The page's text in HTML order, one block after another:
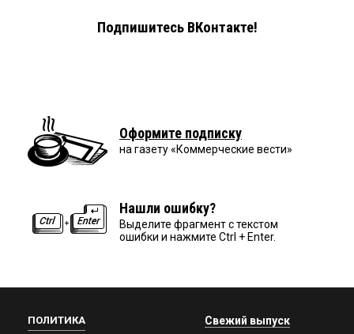
Подпишитесь ВКонтакте!
Оформите подписку
на газету «Коммерческие вести»
Нашли ошибку?
Выделите фрагмент с текстом
ошибки и нажмите Ctrl + Enter.
ПОЛИТИКА Свежий выпуск